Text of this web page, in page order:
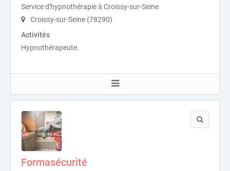
Service d'hypnothérapie à Croissy-sur-Seine
Croissy-sur-Seine (78290)
Activités
Hypnothérapeute.
Formasécurité